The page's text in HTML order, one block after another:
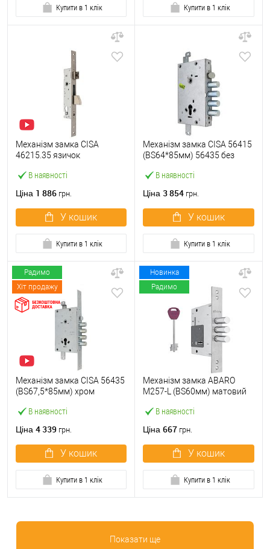
Купити в 1 клік Купити в 1 клік
В наявності
Механізм замка CISA
46215.35 язичок
нержавіюча сталь
Ціна 1 886 грн.
У кошик
Купити в 1 клік
В наявності
Механізм замка CISA 56415
(BS64*85мм) 56435 без
Ціна 3 854 грн.
У кошик
Купити в 1 клік
Радимо
Хіт продажу
В наявності
Механізм замка CISA 56435
(BS67,5*85мм) хром
Ціна 4 339 грн.
У кошик
Купити в 1 клік
Новинка
Радимо
В наявності
Механізм замка ABARO
M257-L (BS60мм) матовий
Ціна 667 грн.
У кошик
Купити в 1 клік
Показати ще